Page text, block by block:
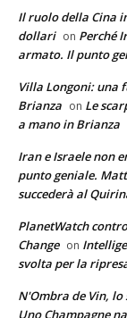
Il ruolo della Cina
dollari on Perché
armato. Il punto
Villa Longoni: una
Brianza on Le
a mano in Brianza
Iran e Israele non
punto geniale.
succederà al
PlanetWatch
Change on
svolta per la
N'Ombra de Vin,
Uno Champagne